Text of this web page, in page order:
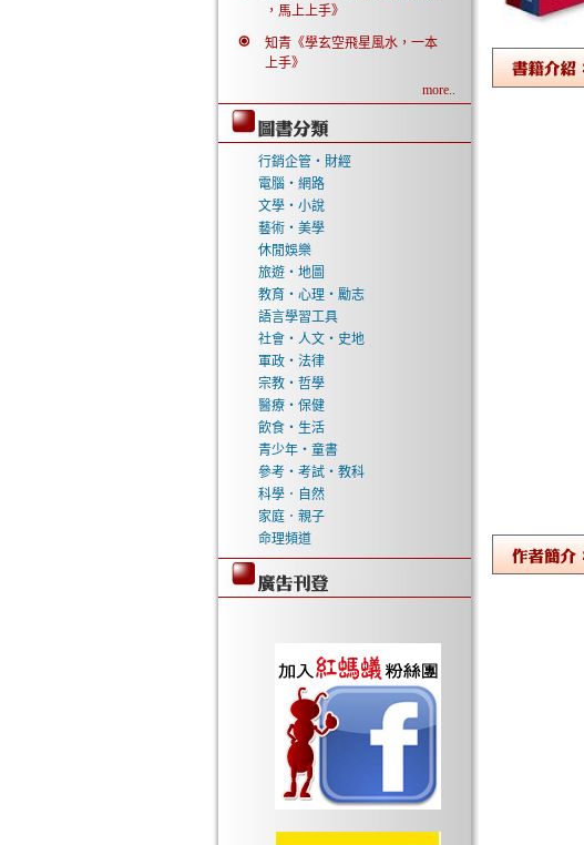
，馬上上手》
知青《學玄空飛星風水，一本
上手》
more..
行銷企管‧財經
電腦‧網路
文學‧小說
藝術‧美學
休閒娛樂
旅遊‧地圖
教育‧心理‧勵志
語言學習工具
社會‧人文‧史地
軍政‧法律
宗教‧哲學
醫療‧保健
飲食‧生活
青少年‧童書
參考‧考試‧教科
科學．自然
家庭．親子
命理頻道